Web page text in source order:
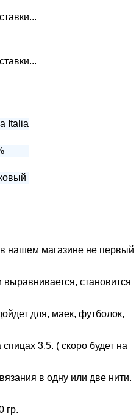
Italia
нашем магазине не первый
становится
для, маек, футболок,
3,5. ( скоро будет на
в одну или две нити.
гр.